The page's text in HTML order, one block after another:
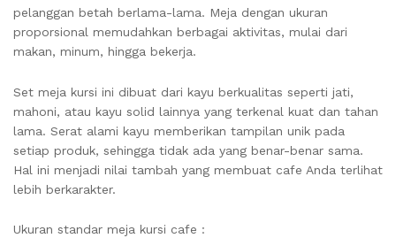
pelanggan betah berlama-lama. Meja dengan ukuran
proporsional memudahkan berbagai aktivitas, mulai dari
makan, minum, hingga bekerja.
Set meja kursi ini dibuat dari kayu berkualitas seperti jati,
mahoni, atau kayu solid lainnya yang terkenal kuat dan tahan
lama. Serat alami kayu memberikan tampilan unik pada
setiap produk, sehingga tidak ada yang benar-benar sama.
Hal ini menjadi nilai tambah yang membuat cafe Anda terlihat
lebih berkarakter.
Ukuran standar meja kursi cafe :